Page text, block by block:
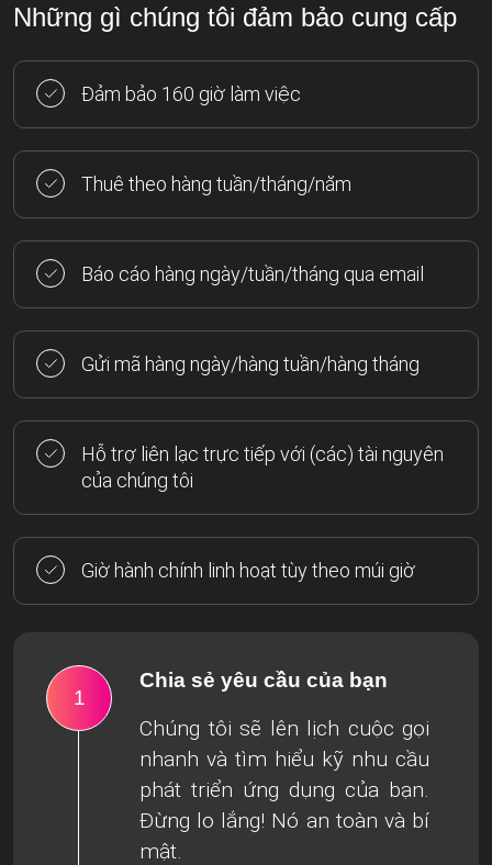
Những gì chúng tôi đảm bảo cung cấp
Đảm bảo 160 giờ làm việc
Thuê theo hàng tuần/tháng/năm
Báo cáo hàng ngày/tuần/tháng qua email
Gửi mã hàng ngày/hàng tuần/hàng tháng
Hỗ trợ liên lạc trực tiếp với (các) tài nguyên
của chúng tôi
Giờ hành chính linh hoạt tùy theo múi giờ
1
Chia sẻ yêu cầu của bạn
Chúng tôi sẽ lên lịch cuộc gọi
nhanh và tìm hiểu kỹ nhu cầu
phát triển ứng dụng của bạn.
Đừng lo lắng! Nó an toàn và bí
mật.